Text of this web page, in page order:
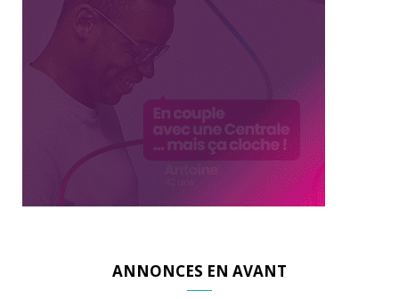
ANNONCES EN AVANT